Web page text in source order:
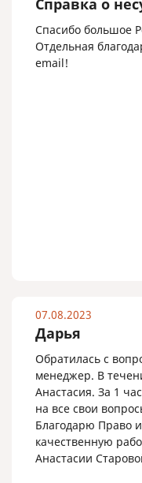
Справка о
Спасибо большое
Отдельная
email!
07.08.2023
Дарья
Обратилась с
менеджер. В
Анастасия. За 1
на все свои
Благодарю Право
качественную
Анастасии